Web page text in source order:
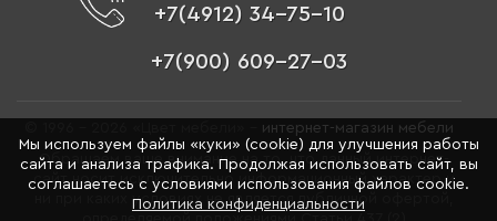
+7(4912) 34-75-10
+7(900) 609-27-03
интернет-магазин мебели
Обращаем ваше внимание на то, что данный интернет-
сайт носит исключительно информационный характер и
ни при каких условиях не является публичной офертой,
Мы используем файлы «куки» (cookie) для улучшения работы
сайта и анализа трафика. Продолжая использовать сайт, вы
соглашаетесь с условиями использования файлов cookie.
Политика конфиденциальности